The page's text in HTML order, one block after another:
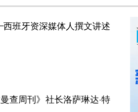
班牙资深媒体人撰文讲述
查周刊》社长洛萨琳达·特